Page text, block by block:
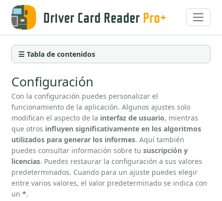
Driver Card Reader Pro+
☰ Tabla de contenidos
Configuración
Con la configuración puedes personalizar el
funcionamiento de la aplicación. Algunos ajustes solo
modifican el aspecto de la interfaz de usuario, mientras
que otros influyen significativamente en los algoritmos
utilizados para generar los informes. Aquí también
puedes consultar información sobre tususcripción y
licencias. Puedes restaurar la configuración a sus valores
predeterminados. Cuando para un ajuste puedes elegir
entre varios valores, el valor predeterminado se indica con
un*.